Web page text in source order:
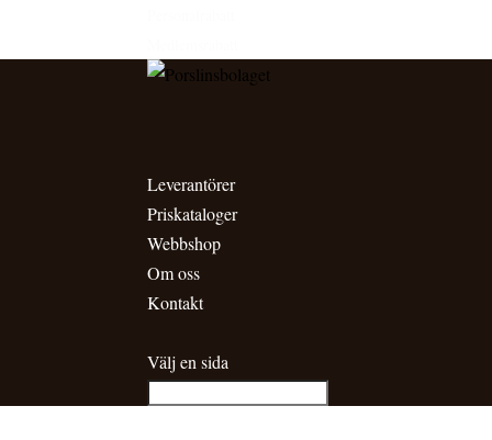
Leverantörer
Priskataloger
Webbshop
Om oss
Kontakt
Välj en sida